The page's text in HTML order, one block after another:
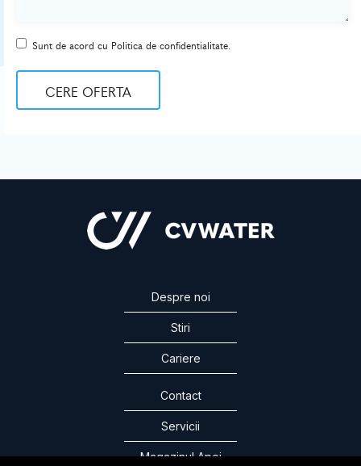
Sunt de acord cu Politica de confidentialitate.
CERE OFERTA
Despre noi
Stiri
Cariere
Contact
Servicii
Magazinul Apei